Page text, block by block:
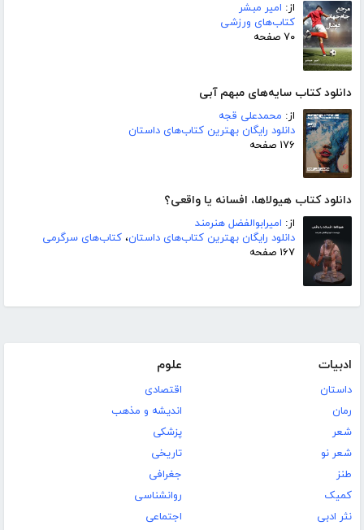
از: امیر مبشر
کتاب‌های ورزشی
۷۰ صفحه
دانلود کتاب سایه‌های مبهم آبی
از: محمدعلی قجه
دانلود رایگان بهترین کتاب‌های داستان
۱۷۶ صفحه
دانلود کتاب هیولاها، افسانه یا واقعی؟
از: امیرابوالفضل هنرمند
دانلود رایگان بهترین کتاب‌های داستان، کتاب‌های سرگرمی
۱۶۷ صفحه
ادبیات
داستان
رمان
شعر
شعر نو
طنز
کمیک
نثر ادبی
علوم
اقتصادی
اندیشه و مذهب
پزشکی
تاریخی
جغرافی
روانشناسی
اجتماعی